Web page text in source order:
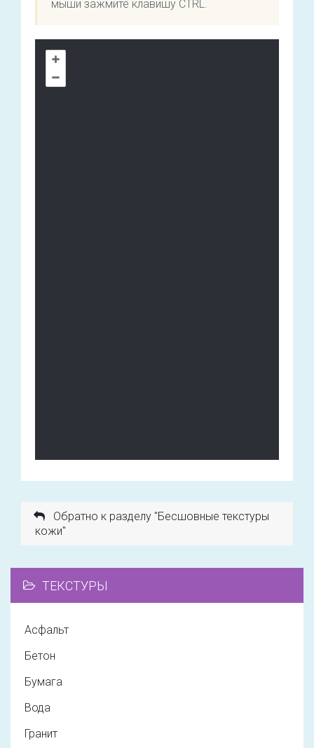
мыши зажмите клавишу CTRL.
Обратно к разделу "Бесшовные текстуры
кожи"
ТЕКСТУРЫ
Асфальт
Бетон
Бумага
Вода
Гранит